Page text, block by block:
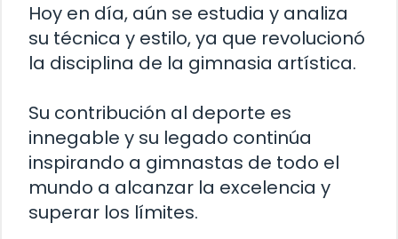
Hoy en día, aún se estudia y analiza
su técnica y estilo, ya que revolucionó
la disciplina de la gimnasia artística.
Su contribución al deporte es
innegable y su legado continúa
inspirando a gimnastas de todo el
mundo a alcanzar la excelencia y
superar los límites.